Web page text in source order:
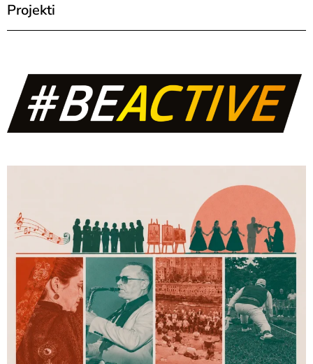
Projekti